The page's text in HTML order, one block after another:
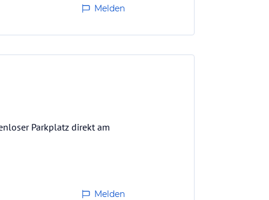
Melden
Parkplatz direkt am
Melden